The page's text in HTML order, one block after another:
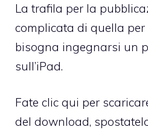
La trafila per la
complicata di quella
bisogna ingegnarsi un
sull’iPad.
Fate clic qui per
del download,